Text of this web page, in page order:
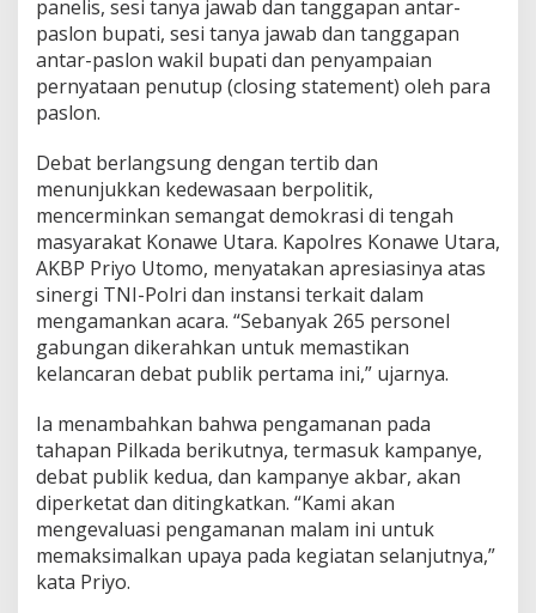
panelis, sesi tanya jawab dan tanggapan antar-
paslon bupati, sesi tanya jawab dan tanggapan
antar-paslon wakil bupati dan penyampaian
pernyataan penutup (closing statement) oleh para
paslon.
Debat berlangsung dengan tertib dan
menunjukkan kedewasaan berpolitik,
mencerminkan semangat demokrasi di tengah
masyarakat Konawe Utara. Kapolres Konawe Utara,
AKBP Priyo Utomo, menyatakan apresiasinya atas
sinergi TNI-Polri dan instansi terkait dalam
mengamankan acara. “Sebanyak 265 personel
gabungan dikerahkan untuk memastikan
kelancaran debat publik pertama ini,” ujarnya.
Ia menambahkan bahwa pengamanan pada
tahapan Pilkada berikutnya, termasuk kampanye,
debat publik kedua, dan kampanye akbar, akan
diperketat dan ditingkatkan. “Kami akan
mengevaluasi pengamanan malam ini untuk
memaksimalkan upaya pada kegiatan selanjutnya,”
kata Priyo.